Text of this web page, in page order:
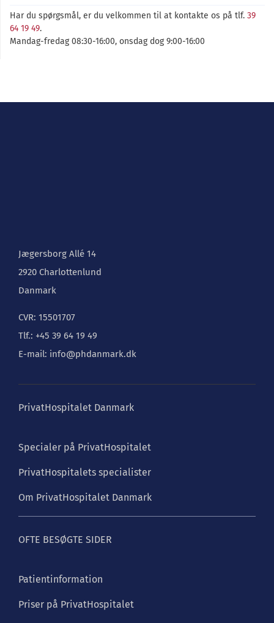
Har du spørgsmål, er du velkommen til at kontakte os på tlf. 39
64 19 49.
Mandag-fredag 08:30-16:00, onsdag dog 9:00-16:00
Jægersborg Allé 14
2920 Charlottenlund
Danmark
CVR: 15501707
Tlf.: +45 39 64 19 49
E-mail: info@phdanmark.dk
PrivatHospitalet Danmark
Specialer på PrivatHospitalet
PrivatHospitalets specialister
Om PrivatHospitalet Danmark
OFTE BESØGTE SIDER
Patientinformation
Priser på PrivatHospitalet